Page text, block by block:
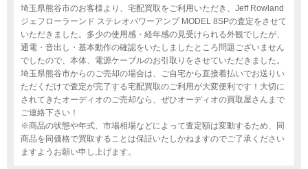
埼玉県熊谷市のお客様より、宅配買取をご利用いただき、Jeff Rowland
ジェフローラーンド ステレオパワーアンプ MODEL 8SPの査定をさせて
いただきました。多少の使用感・経年感の見受けられる外観でしたが、
通電・音出し・基本動作の確認をいたしましたところ問題ございません
でしたので、本体、電源ケーブルのお引取りをさせていただきました。
埼玉県熊谷市からのご売却の場合は、ご自宅から直接着払いでお送りい
ただくだけで査定が完了する宅配買取のご利用が大変便利です！大切に
されてきたオーディオのご売却なら、ぜひオーディオの買取屋さんまで
ご連絡下さい！
※商品の状態や年式、市場相場などによって査定額は変動するため、同
商品を同価格で買取することは保証いたしかねますのでご了承ください
ますようお願い申し上げます。